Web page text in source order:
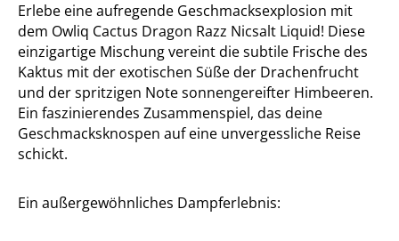
Erlebe eine aufregende Geschmacksexplosion mit
dem Owliq Cactus Dragon Razz Nicsalt Liquid! Diese
einzigartige Mischung vereint die subtile Frische des
Kaktus mit der exotischen Süße der Drachenfrucht
und der spritzigen Note sonnengereifter Himbeeren.
Ein faszinierendes Zusammenspiel, das deine
Geschmacksknospen auf eine unvergessliche Reise
schickt.
Ein außergewöhnliches Dampferlebnis: